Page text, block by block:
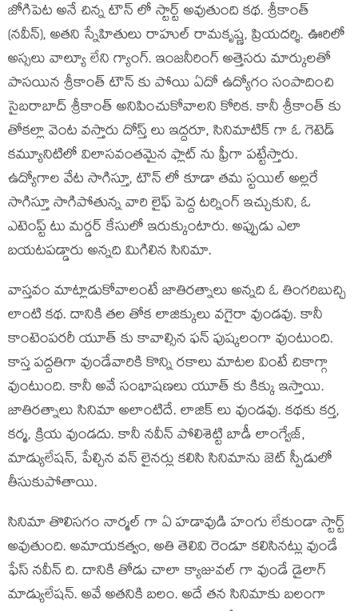
జోగిపెట అనే చిన్న టౌన్ లో స్టార్ట్ అవుతుంది కథ. శ్రీకాంత్
(నవీన్), అతని స్నేహితులు రాహుల్ రామకృష్ణ, ప్రియదర్శి. ఊరిలో
అస్సలు వాల్యూ లేని గ్యాంగ్. ఇంజనీరింగ్ అత్తెసరు మార్కులతో
పాసయిన శ్రీకాంత్ టౌన్ కు పోయి ఏదో ఉద్యోగం సంపాదించి
సైబరాబాద్ శ్రీకాంత్ అనిపించుకోవాలని కోరిక. కానీ శ్రీకాంత్ కు
తోకల్లా వెంట వస్తారు దోస్త్ లు ఇద్దరూ, సినిమాటిక్ గా ఓ గెటెడ్
కమ్యూనిటిలో విలాసవంతమైన ఫ్లాట్ ను ఫ్రీగా పట్టేస్తారు.
ఉద్యోగాల వేట సాగిస్తూ, టౌన్ లో కూడా తమ స్టయిల్ అల్లరే
సాగిస్తూ సాగిపోతున్న వారి లైఫ్ పెద్ద టర్నింగ్ ఇచ్చుకుని, ఓ
ఎటెంప్ట్ టు మర్డర్ కేసులో ఇరుక్కుంటారు. అప్పుడు ఎలా
బయటపడ్డారు అన్నది మిగిలిన సినిమా.
వాస్తవం మాట్లాడుకోవాలంటే జాతిరత్నాలు అన్నది ఓ తింగరిబుచ్చి
లాంటి కథ. దానికి తల తోక లాజిక్కులు వగైరా వుండవు. కానీ
కాంటెంపరరీ యూత్ కు కావాల్సిన ఫన్ పుష్కలంగా వుంటుంది.
కాస్త పద్దతిగా వుండేవారికి కొన్ని రకాలు మాటల వింటే చికాగ్గా
వుంటుంది. కానీ అవే సంభాషణలు యూత్ కు కిక్కు ఇస్తాయి.
జాతిరత్నాలు సినిమా అలాంటిదే. లాజిక్ లు వుండవు. కథకు కర్త,
కర్మ, క్రియ వుండదు. కానీ నవీన్ పోలిశెట్టి బాడీ లాంగ్వేజ్,
మాడ్యులేషన్, పేల్చిన వన్ లైనర్లు కలిసి సినిమాను జెట్ స్పీడులో
తీసుకుపోతాయి.
సినిమా తొలిసగం నార్మల్ గా ఏ హడావుడి హంగు లేకుండా స్టార్ట్
అవుతుంది. అమాయకత్వం, అతి తెలివి రెండూ కలిసినట్లు వుండే
ఫేస్ నవీన్ ది. దానికి తోడు చాలా క్యాజువల్ గా వుండే డైలాగ్
మాడ్యులేషన్. అవే అతనికి బలం. అదే తన సినిమాకు బలంగా